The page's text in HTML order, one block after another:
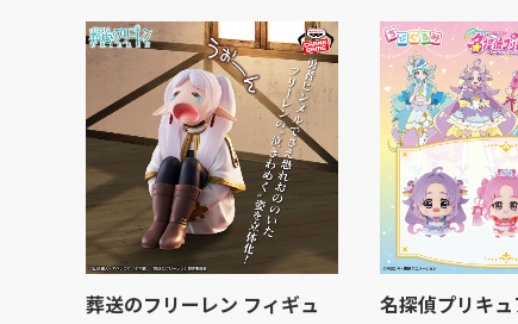
葬送のフリーレン フィギュ
名探偵プリキ